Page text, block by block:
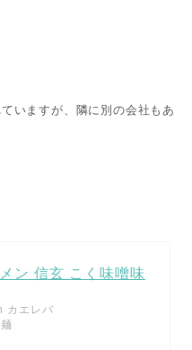
いますが、隣に別の会社もあ
ン 信玄 こく味噌味
カエレバ